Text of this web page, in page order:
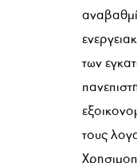
των
τους